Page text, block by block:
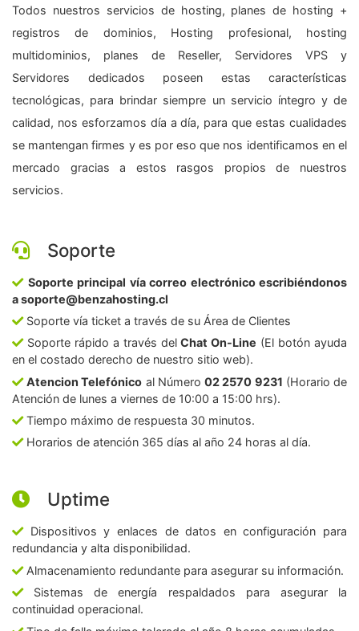
Todos nuestros servicios de hosting, planes de hosting +
registros de dominios, Hosting profesional, hosting
multidominios, planes de Reseller, Servidores VPS y
Servidores dedicados poseen estas características
tecnológicas, para brindar siempre un servicio íntegro y de
calidad, nos esforzamos día a día, para que estas cualidades
se mantengan firmes y es por eso que nos identificamos en el
mercado gracias a estos rasgos propios de nuestros
servicios.
Soporte
Soporte principal vía correo electrónico escribiéndonos
a soporte@benzahosting.cl
Soporte vía ticket a través de su Área de Clientes
Soporte rápido a través delChat On-Line (El botón ayuda
en el costado derecho de nuestro sitio web).
Atencion Telefónico al Número02 2570 9231 (Horario de
Atención de lunes a viernes de 10:00 a 15:00 hrs).
Tiempo máximo de respuesta 30 minutos.
Horarios de atención 365 días al año 24 horas al día.
Uptime
Dispositivos y enlaces de datos en configuración para
redundancia y alta disponibilidad.
Almacenamiento redundante para asegurar su información.
Sistemas de energía respaldados para asegurar la
continuidad operacional.